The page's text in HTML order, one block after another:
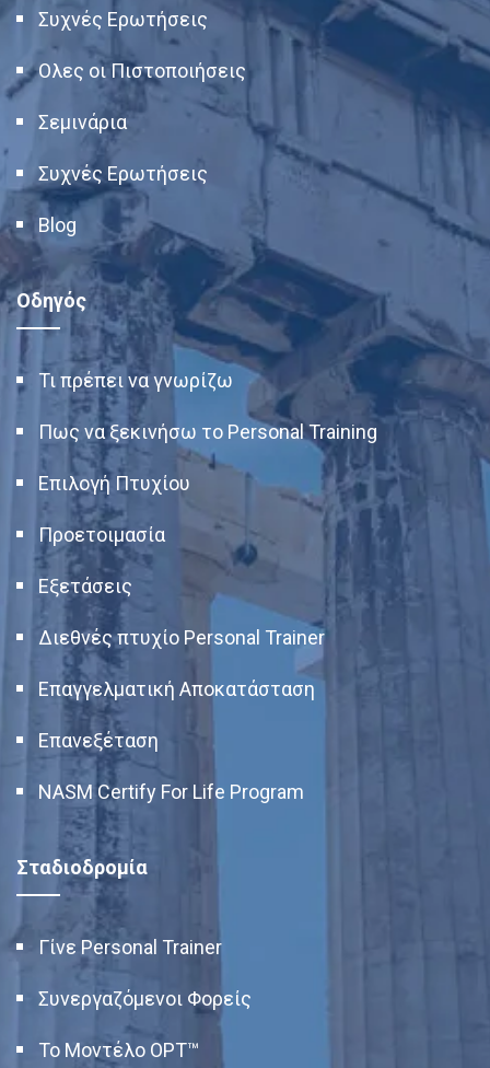
Συχνές Ερωτήσεις
Ολες οι Πιστοποιήσεις
Σεμινάρια
Συχνές Ερωτήσεις
Blog
Οδηγός
Τι πρέπει να γνωρίζω
Πως να ξεκινήσω το Personal Training
Επιλογή Πτυχίου
Προετοιμασία
Εξετάσεις
Διεθνές πτυχίο Personal Trainer
Επαγγελματική Αποκατάσταση
Επανεξέταση
NASM Certify For Life Program
Σταδιοδρομία
Γίνε Personal Trainer
Συνεργαζόμενοι Φορείς
Το Μοντέλο OPT™